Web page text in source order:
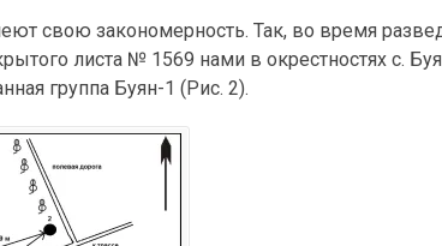
свою закономерность. Так, во время
листа № 1569 нами в окрестностях с.
группа Буян-1 (Рис. 2).